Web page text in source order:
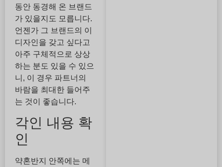
동안 동경해 온 브랜드
가 있을지도 모릅니다.
언젠가 그 브랜드의 이
디자인을 갖고 싶다고
아주 구체적으로 상상
하는 분도 있을 수 있으
니, 이 경우 파트너의
바람을 최대한 들어주
는 것이 좋습니다.
각인 내용 확
인
약혼반지 안쪽에는 메